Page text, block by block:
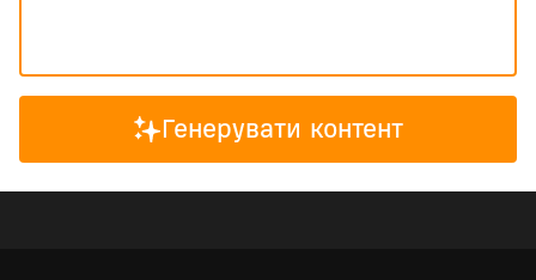
Генерувати контент